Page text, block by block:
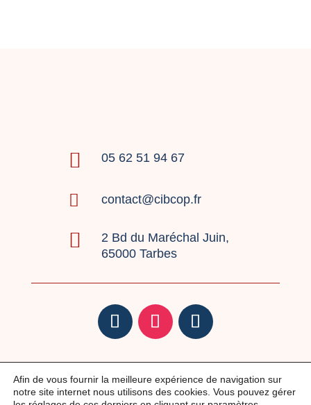
 05 62 51 94 67
 contact@cibcop.fr

2 Bd du Maréchal Juin,
65000 Tarbes
Mentions légales | Politique de confidentialité
Réclamations
Afin de vous fournir la meilleure expérience de navigation sur
notre site internet nous utilisons des cookies. Vous pouvez gérer